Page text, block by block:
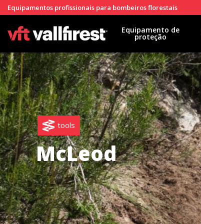
Equipamentos profissionais para bombeiros florestais
Equipamento de
proteção
tools
McLeod